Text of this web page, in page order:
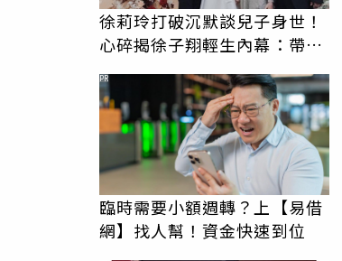
徐莉玲打破沉默談兒子身世！
心碎揭徐子翔輕生內幕：帶給
臨時需要小額週轉？上【易借
網】找人幫！資金快速到位
PR